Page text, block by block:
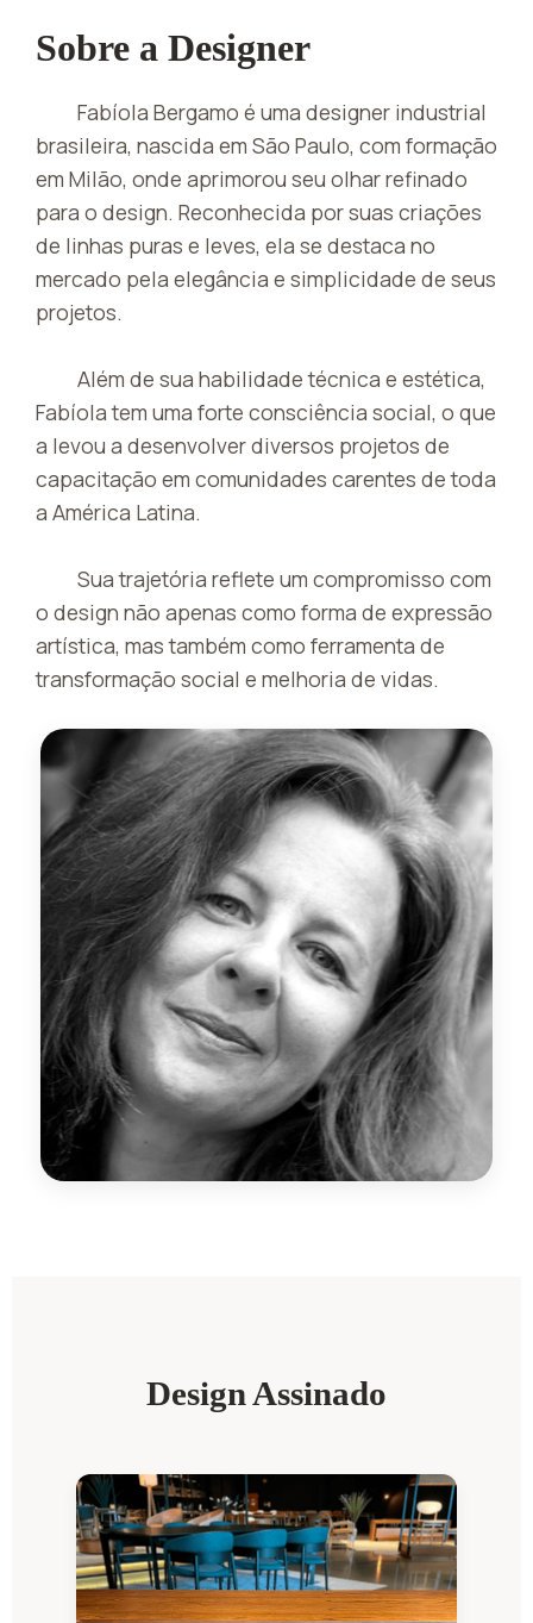
Sobre a Designer
Fabíola Bergamo é uma designer industrial
brasileira, nascida em São Paulo, com formação
em Milão, onde aprimorou seu olhar refinado
para o design. Reconhecida por suas criações
de linhas puras e leves, ela se destaca no
mercado pela elegância e simplicidade de seus
projetos.
Além de sua habilidade técnica e estética,
Fabíola tem uma forte consciência social, o que
a levou a desenvolver diversos projetos de
capacitação em comunidades carentes de toda
a América Latina.
Sua trajetória reflete um compromisso com
o design não apenas como forma de expressão
artística, mas também como ferramenta de
transformação social e melhoria de vidas.
Design Assinado